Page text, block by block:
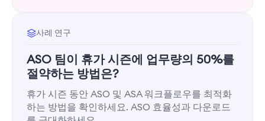
사례 연구
ASO 팀이 휴가 시즌에 업무량의 50%를
절약하는 방법은?
휴가 시즌 동안 ASO 및 ASA 워크플로우를 최적화
하는 방법을 확인하세요. ASO 효율성과 다운로드